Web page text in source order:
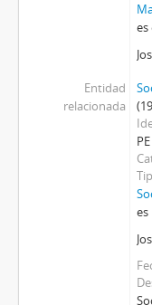
es
Entidad
relacionada